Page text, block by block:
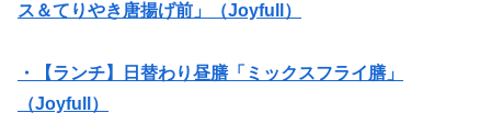
ス＆てりやき唐揚げ前」（Joyfull）
・【ランチ】日替わり昼膳「ミックスフライ膳」
（Joyfull）